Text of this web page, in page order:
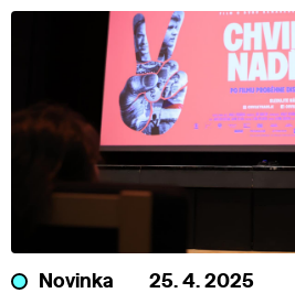
Novinka 25. 4. 2025